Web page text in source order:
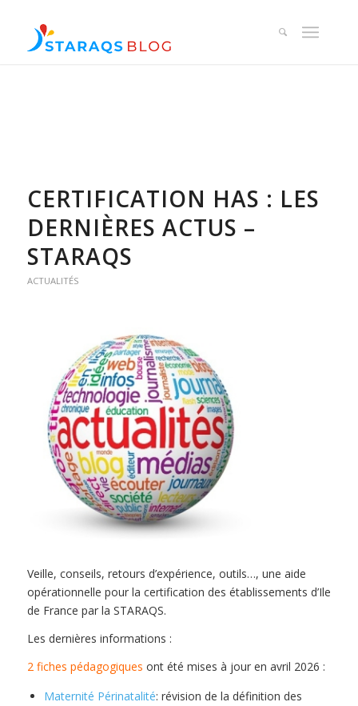
CERTIFICATION HAS : LES
DERNIÈRES ACTUS –
STARAQS
ACTUALITÉS
Veille, conseils, retours d’expérience, outils…, une aide
opérationnelle pour la certification des établissements d’Ile
de France par la STARAQS.
Les dernières informations :
2 fiches pédagogiques ont été mises à jour en avril 2026 :
Maternité Périnatalité: révision de la définition des